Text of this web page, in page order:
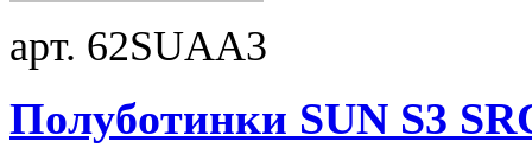
арт. 62SUAA3
Полуботинки SUN S3